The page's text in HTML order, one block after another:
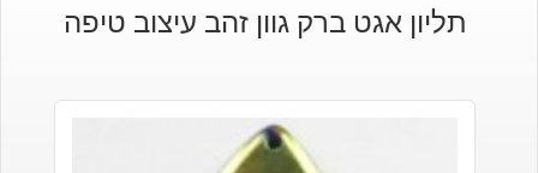
תליון אגט ברק גוון זהב עיצוב טיפה